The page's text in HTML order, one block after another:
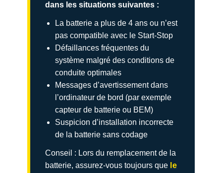
dans les situations suivantes :
La batterie a plus de 4 ans ou n’est
pas compatible avec le Start-Stop
Défaillances fréquentes du
système malgré des conditions de
conduite optimales
Messages d’avertissement dans
l’ordinateur de bord (par exemple
capteur de batterie ou BEM)
Suspicion d’installation incorrecte
de la batterie sans codage
Conseil : Lors du remplacement de la
batterie, assurez-vous toujours que le